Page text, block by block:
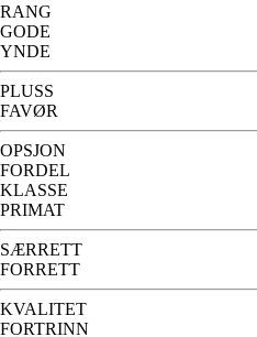
RANG
GODE
YNDE
PLUSS
FAVØR
OPSJON
FORDEL
KLASSE
PRIMAT
SÆRRETT
FORRETT
KVALITET
FORTRINN